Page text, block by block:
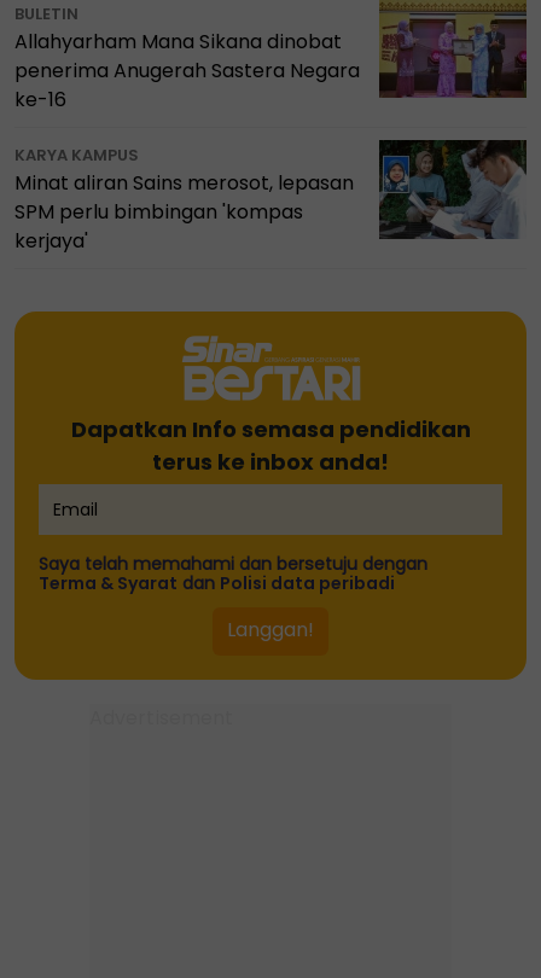
BULETIN
Allahyarham Mana Sikana dinobat
penerima Anugerah Sastera Negara
ke-16
KARYA KAMPUS
Minat aliran Sains merosot, lepasan
SPM perlu bimbingan 'kompas
kerjaya'
Dapatkan Info semasa pendidikan
terus ke inbox anda!
Saya telah memahami dan bersetuju dengan
Terma & Syarat dan Polisi data peribadi